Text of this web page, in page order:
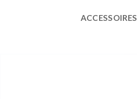
ACCESSOIRES